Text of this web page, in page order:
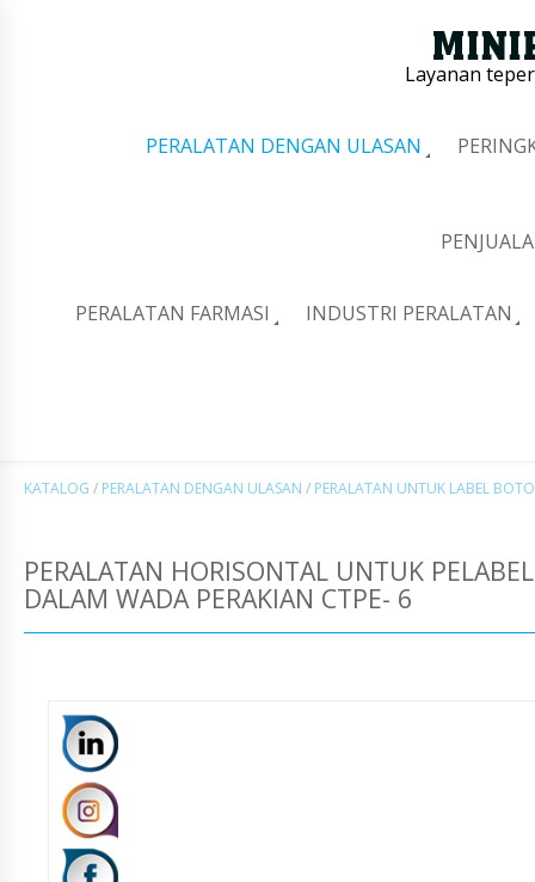
Layanan
PERALATAN DENGAN ULASAN
PERALATAN FARMASI INDUSTRI PERALATAN
KATALOG / PERALATAN DENGAN ULASAN / PERALATAN UNTUK LABEL
PERALATAN HORISONTAL UNTUK
DALAM WADA PERAKIAN CTPE- 6